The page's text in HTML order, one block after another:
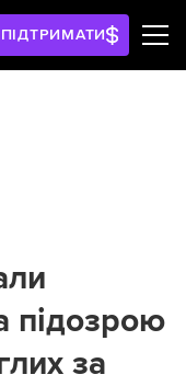
ПІДТРИМАТИ
підозрою
за